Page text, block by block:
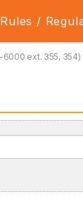
Rules /
ext. 355,